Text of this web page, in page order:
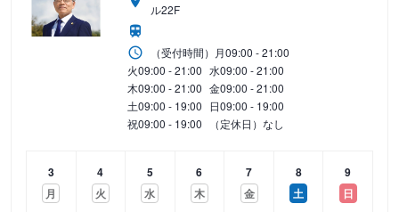
ル22F
（受付時間） 月09:00 - 21:00
火09:00 - 21:00 水09:00 - 21:00
木09:00 - 21:00 金09:00 - 21:00
土09:00 - 19:00 日09:00 - 19:00
祝09:00 - 19:00 （定休日）なし
3
月
4
火
5
水
6
木
7
金
8
土
9
日